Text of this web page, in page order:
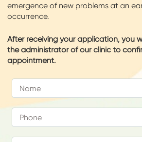
emergence of new problems at an
occurrence.
After receiving your application, you
the administrator of our clinic to
appointment.